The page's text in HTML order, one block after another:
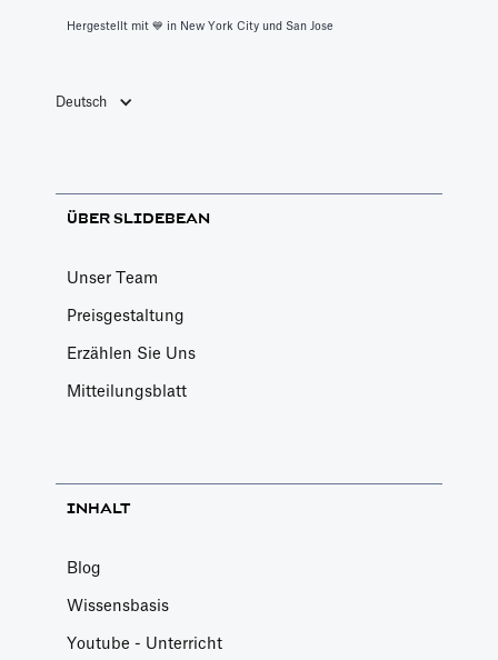
Hergestellt mit 💙️ in New York City und San Jose
Deutsch
ÜBER SLIDEBEAN
Unser Team
Preisgestaltung
Erzählen Sie Uns
Mitteilungsblatt
INHALT
Blog
Wissensbasis
Youtube - Unterricht